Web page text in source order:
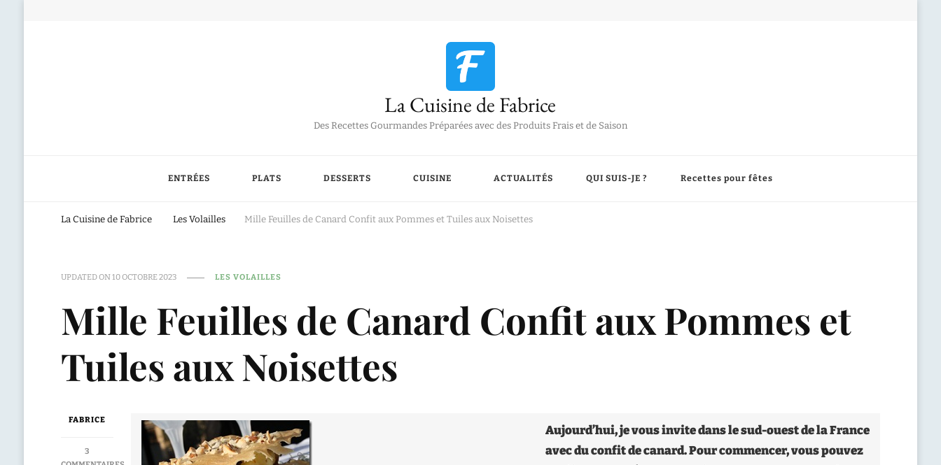
La Cuisine de Fabrice
Des Recettes Gourmandes Préparées avec des Produits Frais et de Saison
ENTRÉES PLATS DESSERTS CUISINE ACTUALITÉS QUI SUIS-JE ? Recettes pour fêtes
La Cuisine de Fabrice Les Volailles Mille Feuilles de Canard Confit aux Pommes et Tuiles aux Noisettes
UPDATED ON10 OCTOBRE 2023 LES VOLAILLES
Mille Feuilles de Canard Confit aux Pommes et
Tuiles aux Noisettes
FABRICE
3
Aujourd’hui, je vous invite dans le sud-ouest de la France
avec du confit de canard. Pour commencer, vous pouvez